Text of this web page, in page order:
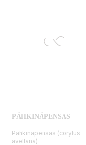
PÄHKINÄPENSAS
Pähkinäpensas (corylus
avellana)